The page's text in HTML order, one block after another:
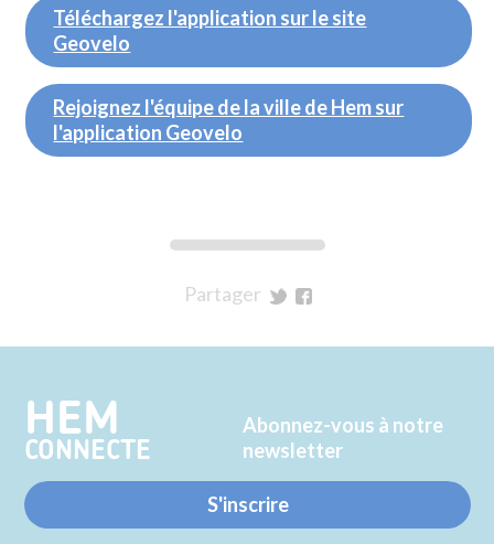
Téléchargez l'application sur le site
Geovelo
Rejoignez l'équipe de la ville de Hem sur
l'application Geovelo
Partager
Twitter
Facebook
HEM
CONNECTE
Abonnez-vous à notre
newsletter
S'inscrire